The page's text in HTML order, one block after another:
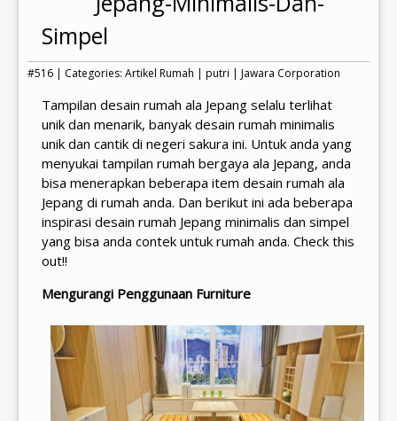
Simpel
#516 | Categories: Artikel Rumah | putri | Jawara Corporation
Tampilan desain rumah ala Jepang selalu terlihat
unik dan menarik, banyak desain rumah minimalis
unik dan cantik di negeri sakura ini. Untuk anda yang
menyukai tampilan rumah bergaya ala Jepang, anda
bisa menerapkan beberapa item desain rumah ala
Jepang di rumah anda. Dan berikut ini ada beberapa
inspirasi desain rumah Jepang minimalis dan simpel
yang bisa anda contek untuk rumah anda. Check this
out!!
Mengurangi Penggunaan Furniture